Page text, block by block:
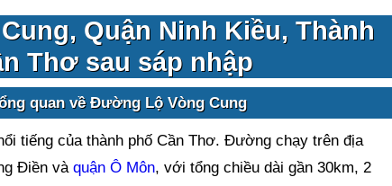
Quận Ninh Kiều, Thành
Thơ sau sáp nhập
quan về Đường Lộ Vòng Cung
tiếng của thành phố Cần Thơ. Đường chạy trên địa
Điền và quận Ô Môn, với tổng chiều dài gần 30km, 2